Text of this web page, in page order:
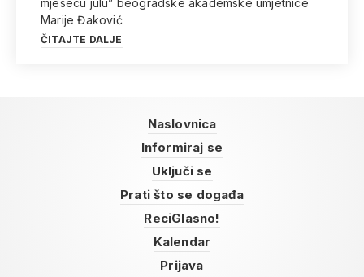
mjesecu julu” beogradske akademske umjetnice
Marije Đaković
ČITAJTE DALJE
Naslovnica
Informiraj se
Uključi se
Prati što se događa
ReciGlasno!
Kalendar
Prijava